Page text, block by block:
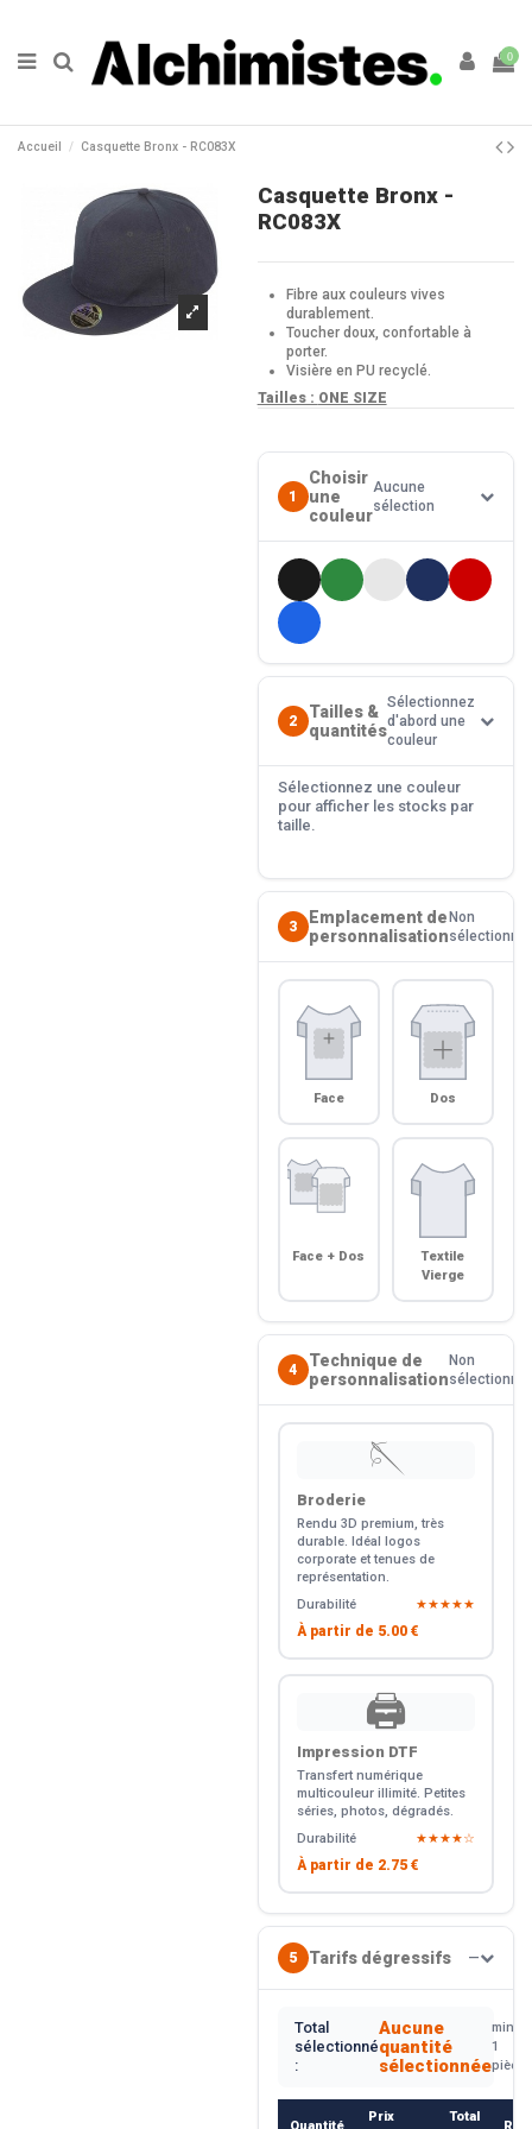
0
Accueil Casquette Bronx - RC083X
Casquette Bronx -
RC083X
Fibre aux couleurs vives
durablement.
Toucher doux, confortable à
porter.
Visière en PU recyclé.
Tailles : ONE SIZE
1
Choisir
une
couleur
Aucune
sélection
2
Tailles &
quantités
Sélectionnez
d'abord une
couleur
Sélectionnez une couleur
pour afficher les stocks par
taille.
3
Emplacement de
personnalisation
Non
sélectionné
Face Dos
Face + Dos
Textile
Vierge
4
Technique de
personnalisation
Non
sélectionné
🪡
Broderie
Rendu 3D premium, très
durable. Idéal logos
corporate et tenues de
représentation.
Durabilité
★★★★★
À partir de 5.00 €
🖨️
Impression DTF
Transfert numérique
multicouleur illimité. Petites
séries, photos, dégradés.
Durabilité
★★★★☆
À partir de 2.75 €
5 Tarifs dégressifs —
Total
sélectionné
:
Aucune
quantité
sélectionnée
min.
1
pièce
Quantité
Prix
Total